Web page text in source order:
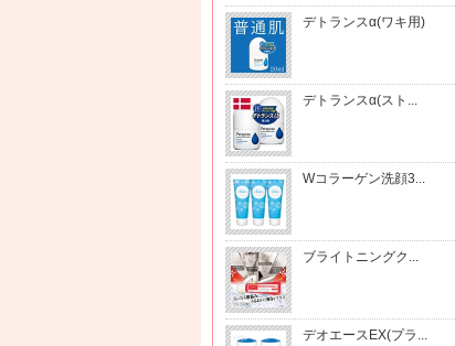
デトランスα(ワキ用)
デトランスα(スト...
Wコラーゲン洗顔3...
ブライトニングク...
デオエースEX(プラ...